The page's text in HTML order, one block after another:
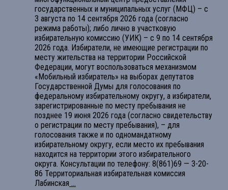
государственных и муниципальных услуг (МФЦ) – с
3 августа по 14 сентября 2026 года (согласно
режима работы); либо лично в участковую
избирательную комиссию (УИК) – с 9 по 14 сентября
2026 года. Избиратели, не имеющие регистрации по
месту жительства на территории Российской
Федерации, могут воспользоваться механизмом
«Мобильный избиратель» на выборах депутатов
Государственной Думы для голосования по
федеральному избирательному округу, а избиратели,
зарегистрированные по месту пребывания не
позднее 19 июня 2026 года (согласно свидетельству
о регистрации по месту пребывания), – для
голосования также и по одномандатному
избирательному округу, если место их пребывания
находится на территории этого избирательного
округа. Консультации по телефону: 8(861)69 — 3-20-
86 Территориальная избирательная комиссия
Лабинская ...